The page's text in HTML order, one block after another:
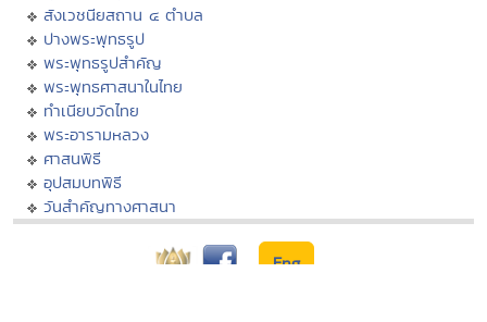
สังเวชนียสถาน ๔ ตำบล
ปางพระพุทธรูป
พระพุทธรูปสำคัญ
พระพุทธศาสนาในไทย
ทำเนียบวัดไทย
พระอารามหลวง
ศาสนพิธี
อุปสมบทพิธี
วันสำคัญทางศาสนา
Eng